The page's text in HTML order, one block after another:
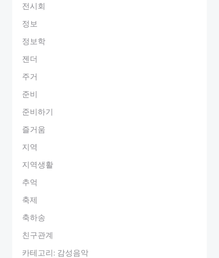
전시회
정보
정보학
젠더
주거
준비
준비하기
즐거움
지역
지역생활
추억
축제
축하송
친구관계
카테고리: 감성음악